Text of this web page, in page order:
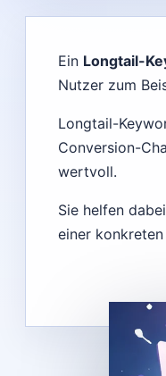
Ein Longtail-
Nutzer zum
Longtail-
Conversion-
wertvoll.
Sie helfen
einer